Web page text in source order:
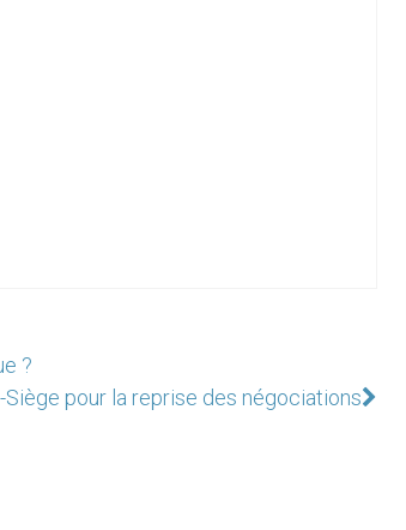
?
Siège pour la reprise des négociations